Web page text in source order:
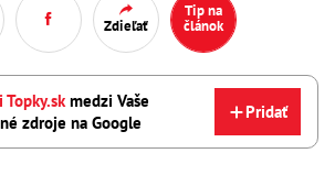
Zdieľať
Tip na
článok
medzi Vaše
zdroje na Google
Pridať